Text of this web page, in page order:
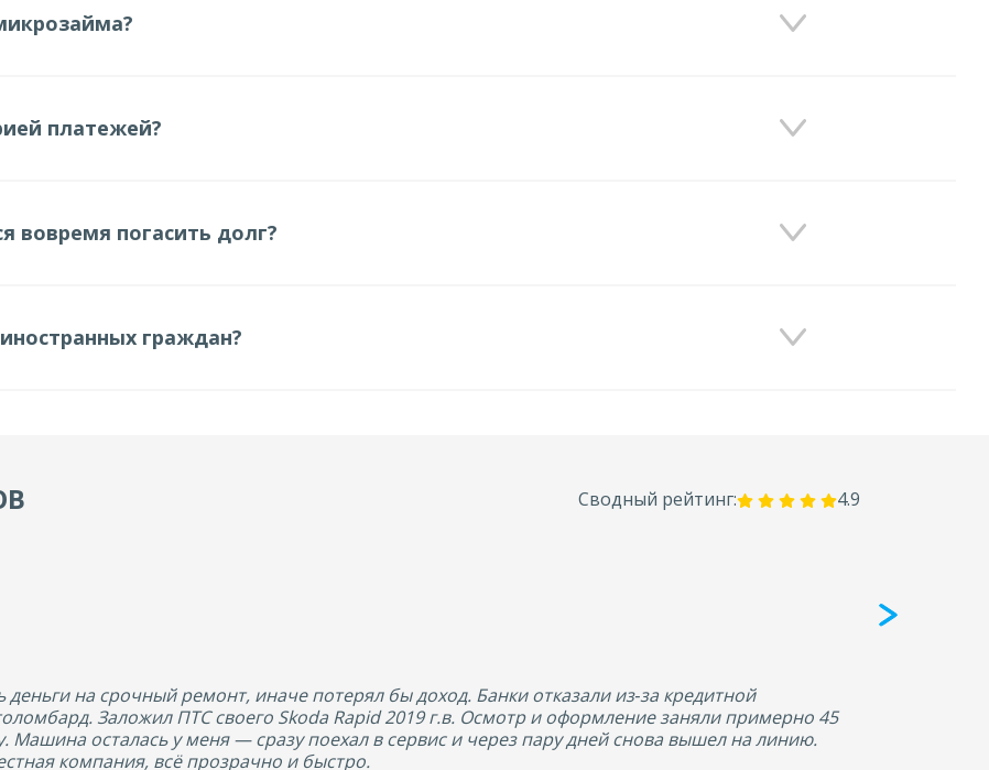
платежей?
вовремя погасить долг?
граждан?
Сводный рейтинг: 4.9
на срочный ремонт, иначе потерял бы доход. Банки отказали из‑за кредитной
Заложил ПТС своего Skoda Rapid 2019 г.в. Осмотр и оформление заняли примерно 45
Машина осталась у меня — сразу поехал в сервис и через пару дней снова вышел на линию.
компания, всё прозрачно и быстро.